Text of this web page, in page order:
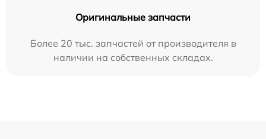
Оригинальные запчасти
Более 20 тыс. запчастей от производителя в
наличии на собственных складах.